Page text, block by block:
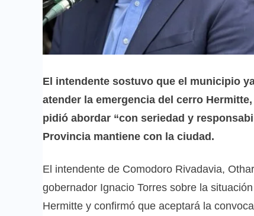
El intendente sostuvo que el municipio
atender la emergencia del cerro
pidió abordar “con seriedad y
Provincia mantiene con la ciudad.
El intendente de Comodoro Rivadavia,
gobernador Ignacio Torres sobre la
Hermitte y confirmó que aceptará la